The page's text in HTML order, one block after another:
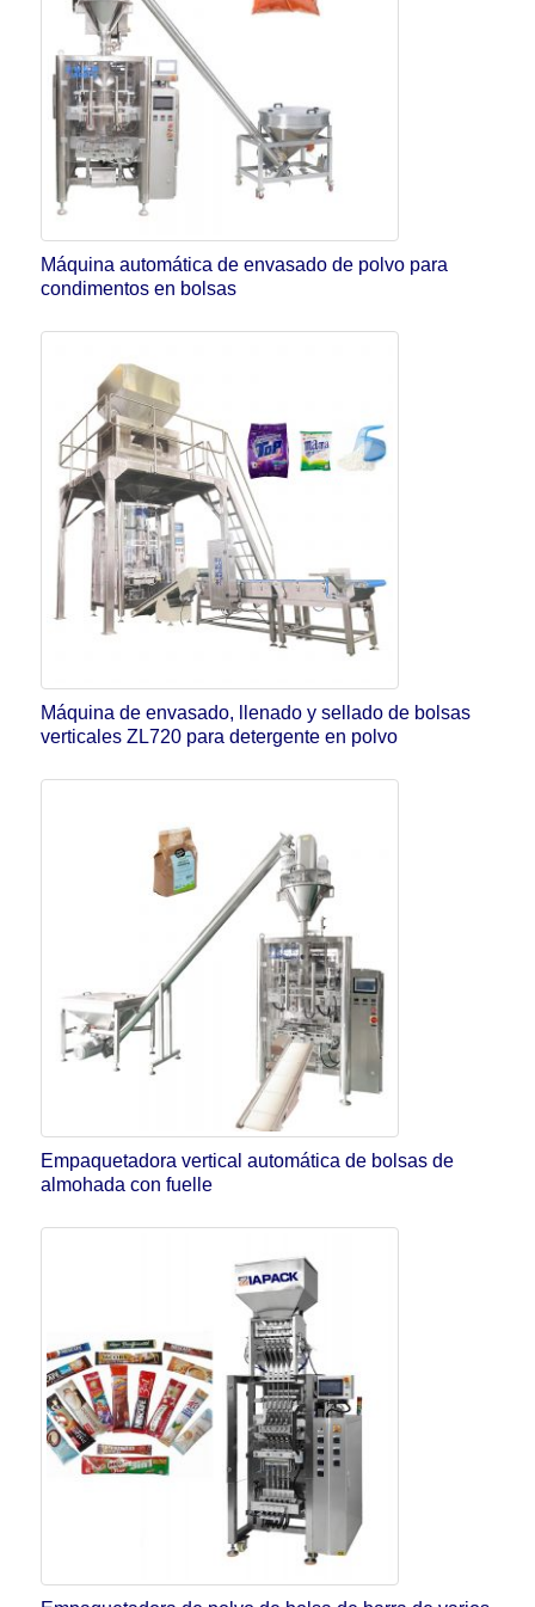
Máquina automática de envasado de polvo para
condimentos en bolsas
Máquina de envasado, llenado y sellado de bolsas
verticales ZL720 para detergente en polvo
Empaquetadora vertical automática de bolsas de
almohada con fuelle